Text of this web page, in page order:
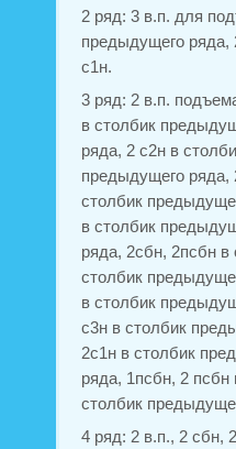
2 ряд: 3 в.п. для
предыдущего ряда,
с1н.
3 ряд: 2 в.п.
в столбик
ряда, 2 с2н в
предыдущего ряда,
столбик
в столбик
ряда, 2сбн, 2псбн
столбик
в столбик
с3н в столбик
2с1н в столбик
ряда, 1псбн, 2
столбик
4 ряд: 2 в.п., 2 сбн,